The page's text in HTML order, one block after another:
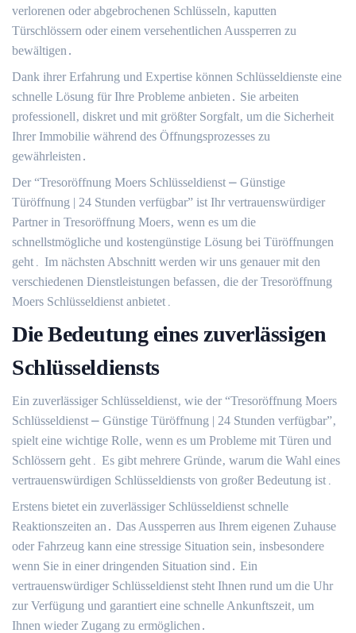
verlorenen oder abgebrochenen Schlüsseln‚ kaputten
Türschlössern oder einem versehentlichen Aussperren zu
bewältigen․
Dank ihrer Erfahrung und Expertise können Schlüsseldienste eine
schnelle Lösung für Ihre Probleme anbieten․ Sie arbeiten
professionell‚ diskret und mit größter Sorgfalt‚ um die Sicherheit
Ihrer Immobilie während des Öffnungsprozesses zu
gewährleisten․
Der “Tresoröffnung Moers Schlüsseldienst ⎼ Günstige
Türöffnung | 24 Stunden verfügbar” ist Ihr vertrauenswürdiger
Partner in Tresoröffnung Moers‚ wenn es um die
schnellstmögliche und kostengünstige Lösung bei Türöffnungen
geht․ Im nächsten Abschnitt werden wir uns genauer mit den
verschiedenen Dienstleistungen befassen‚ die der Tresoröffnung
Moers Schlüsseldienst anbietet․
Die Bedeutung eines zuverlässigen
Schlüsseldiensts
Ein zuverlässiger Schlüsseldienst‚ wie der “Tresoröffnung Moers
Schlüsseldienst ⎼ Günstige Türöffnung | 24 Stunden verfügbar”‚
spielt eine wichtige Rolle‚ wenn es um Probleme mit Türen und
Schlössern geht․ Es gibt mehrere Gründe‚ warum die Wahl eines
vertrauenswürdigen Schlüsseldiensts von großer Bedeutung ist․
Erstens bietet ein zuverlässiger Schlüsseldienst schnelle
Reaktionszeiten an․ Das Aussperren aus Ihrem eigenen Zuhause
oder Fahrzeug kann eine stressige Situation sein‚ insbesondere
wenn Sie in einer dringenden Situation sind․ Ein
vertrauenswürdiger Schlüsseldienst steht Ihnen rund um die Uhr
zur Verfügung und garantiert eine schnelle Ankunftszeit‚ um
Ihnen wieder Zugang zu ermöglichen․